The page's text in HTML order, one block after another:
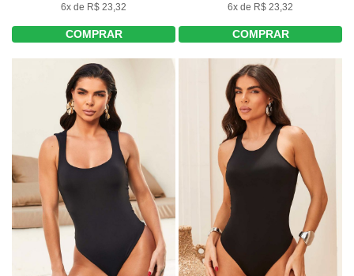
6x de R$ 23,32
COMPRAR
6x de R$ 23,32
COMPRAR